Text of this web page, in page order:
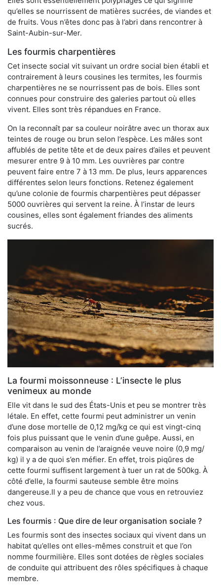
qu’elles se nourrissent de matières sucrées, de viandes et
de fruits. Vous n’êtes donc pas à l’abri dans rencontrer à
Saint-Aubin-sur-Mer.
Les fourmis charpentières
Cet insecte social vit suivant un ordre social bien établi et
contrairement à leurs cousines les termites, les fourmis
charpentières ne se nourrissent pas de bois. Elles sont
connues pour construire des galeries partout où elles
vivent. Elles sont très répandues en France.
On la reconnaît par sa couleur noirâtre avec un thorax aux
teintes de rouge ou brun selon l’espèce. Les mâles sont
affublés de petite tête et de deux paires d’ailes et peuvent
mesurer entre 9 à 10 mm. Les ouvrières par contre
peuvent faire entre 7 à 13 mm. De plus, leurs apparences
différentes selon leurs fonctions. Retenez également
qu’une colonie de fourmis charpentières peut dépasser
5000 ouvrières qui servent la reine. À l’instar de leurs
cousines, elles sont également friandes des aliments
sucrés.
La fourmi moissonneuse : L’insecte le plus
venimeux au monde
Elle vit dans le sud des États-Unis et peu se montrer très
létale. En effet, cette fourmi peut administrer un venin
d’une dose mortelle de 0,12 mg/kg ce qui est vingt-cinq
fois plus puissant que le venin d’une guêpe. Aussi, en
comparaison au venin de l’araignée veuve noire (0,9 mg/
kg) il y a de quoi s’en méfier. En effet, trois piqûres de
cette fourmi suffisent largement à tuer un rat de 500kg. À
côté d’elle, la fourmi sauteuse semble être moins
dangereuse.Il y a peu de chance que vous en retrouviez
chez vous.
Les fourmis : Que dire de leur organisation sociale ?
Les fourmis sont des insectes sociaux qui vivent dans un
habitat qu’elles ont elles-mêmes construit et que l’on
nomme fourmilière. Elles sont dotées de règles sociales
de conduite qui attribuent des rôles spécifiques à chaque
membre.